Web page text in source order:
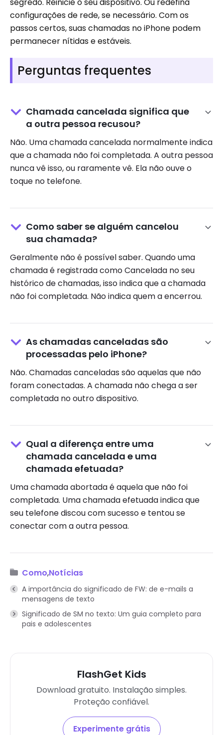
configurações de rede, se necessário. Com os
passos certos, suas chamadas no iPhone podem
permanecer nítidas e estáveis.
Perguntas frequentes
Chamada cancelada significa que
a outra pessoa recusou?
Não. Uma chamada cancelada normalmente indica
que a chamada não foi completada. A outra pessoa
nunca vê isso, ou raramente vê. Ela não ouve o
toque no telefone.
Como saber se alguém cancelou
sua chamada?
Geralmente não é possível saber. Quando uma
chamada é registrada como Cancelada no seu
histórico de chamadas, isso indica que a chamada
não foi completada. Não indica quem a encerrou.
As chamadas canceladas são
processadas pelo iPhone?
Não. Chamadas canceladas são aquelas que não
foram conectadas. A chamada não chega a ser
completada no outro dispositivo.
Qual a diferença entre uma
chamada cancelada e uma
chamada efetuada?
Uma chamada abortada é aquela que não foi
completada. Uma chamada efetuada indica que
seu telefone discou com sucesso e tentou se
conectar com a outra pessoa.
Como,Notícias
A importância do significado de FW: de e-mails a
mensagens de texto
Significado de SM no texto: Um guia completo para
pais e adolescentes
FlashGet Kids
Download gratuito. Instalação simples.
Proteção confiável.
Experimente grátis